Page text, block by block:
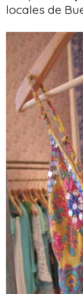
locales de